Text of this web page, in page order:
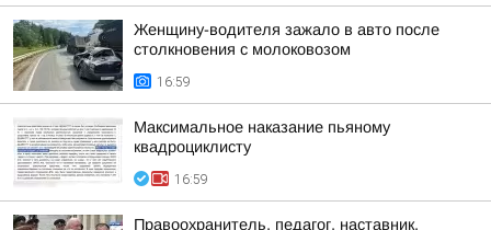
Женщину-водителя зажало в авто после
столкновения с молоковозом
16:59
Максимальное наказание пьяному
квадроциклисту
16:59
Правоохранитель, педагог, наставник,